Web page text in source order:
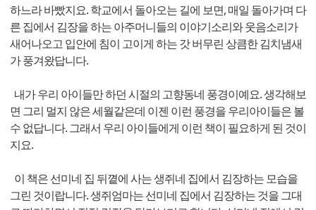
하느라 바빴지요. 학교에서 돌아오는 길에 보면, 매일 돌아가며 다
른 집에서 김장을 하는 아주머니들의 이야기소리와 웃음소리가
새어나오고 입안에 침이 고이게 하는 갓 버무린 상큼한 김치냄새
가 풍겨왔답니다.
내가 우리 아이들만 하던 시절의 고향동네 풍경이예요. 생각해보
면 그리 멀지 않은 세월같은데 이젠 이런 풍경을 우리아이들은 볼
수 없답니다. 그래서 우리 아이들에게 이런 책이 필요하게 된 것이
지요.
이 책은 선미네 집 뒤꼍에 사는 생쥐네 집에서 김장하는 모습을
그린 것이랍니다. 생쥐엄마는 선미네 집에서 김장하는 것을 그대